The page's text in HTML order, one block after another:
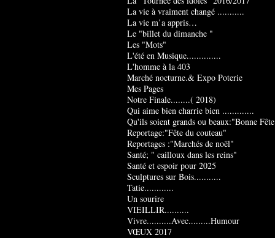
La vie à vraiment changé ...........
La vie m’a appris…
Le "billet du dimanche "
Les "Mots"
L'été en Musique..............
L'homme à la 403
Marché nocturne.& Expo Poterie
Mes Pages
Notre Finale........( 2018)
Qui aime bien charrie bien .............
Qu'ils soient grands ou beaux:"Bonne
Reportage:"Fête du couteau"
Reportages :"Marchés de noël"
Santé; " cailloux dans les reins"
Santé et espoir pour 2025
Sculptures sur Bois...........
Tatie............
Un sourire
VIEILLIR..........
Vivre..........Avec.........Humour
VŒUX 2017